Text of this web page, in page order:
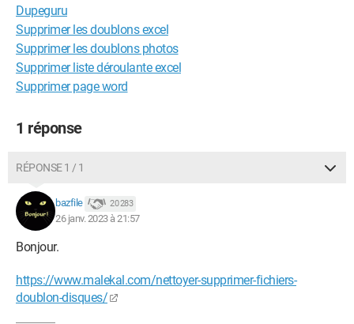
Merci pour votre attention
Jeremine43
Dupeguru
Supprimer les doublons excel
Supprimer les doublons photos
Supprimer liste déroulante excel
Supprimer page word
1 réponse
RÉPONSE 1 / 1
bazfile 20 283
26 janv. 2023 à 21:57
Bonjour.
https://www.malekal.com/nettoyer-supprimer-fichiers-
doublon-disques/